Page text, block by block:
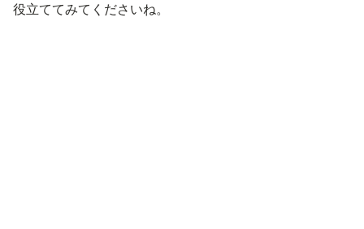
役立ててみてくださいね。